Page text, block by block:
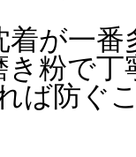
が一
き粉で丁
ば防ぐ